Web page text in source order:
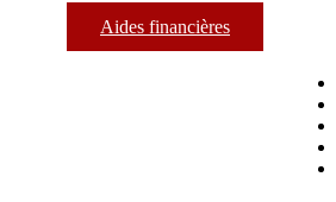
Aides financières